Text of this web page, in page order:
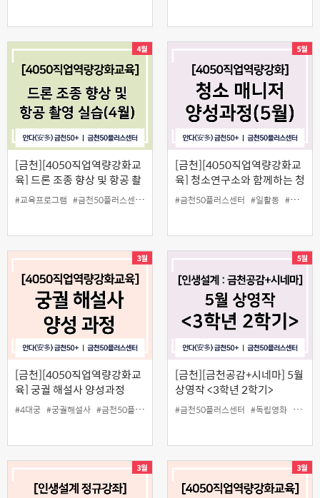
[금천][4050직업역량강화교
육] 드론 조종 향상 및 항공 촬
영 실습(4월)
#교육프로그램 #금천50플러스센터 #일활동 #촬영
[금천][4050직업역량강화교
육] 청소연구소와 함께하는 청
소매니저 양성과정(5월)
#금천50플러스센터 #일활동 #청소매니저
[금천][4050직업역량강화교
육] 궁궐 해설사 양성과정
#4대궁 #궁궐해설사 #금천50플러스센터 #일활동
[금천][금천공감+시네마] 5월
상영작 <3학년 2학기>
#금천50플러스센터 #독립영화 #무료